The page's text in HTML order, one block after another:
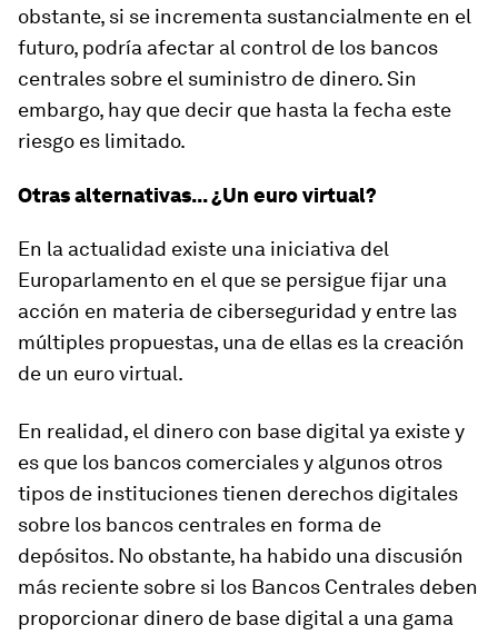
obstante, si se incrementa sustancialmente en el
futuro, podría afectar al control de los bancos
centrales sobre el suministro de dinero. Sin
embargo, hay que decir que hasta la fecha este
riesgo es limitado.
Otras alternativas... ¿Un euro virtual?
En la actualidad existe una iniciativa del
Europarlamento en el que se persigue fijar una
acción en materia de ciberseguridad y entre las
múltiples propuestas, una de ellas es la creación
de un euro virtual.
En realidad, el dinero con base digital ya existe y
es que los bancos comerciales y algunos otros
tipos de instituciones tienen derechos digitales
sobre los bancos centrales en forma de
depósitos. No obstante, ha habido una discusión
más reciente sobre si los Bancos Centrales deben
proporcionar dinero de base digital a una gama